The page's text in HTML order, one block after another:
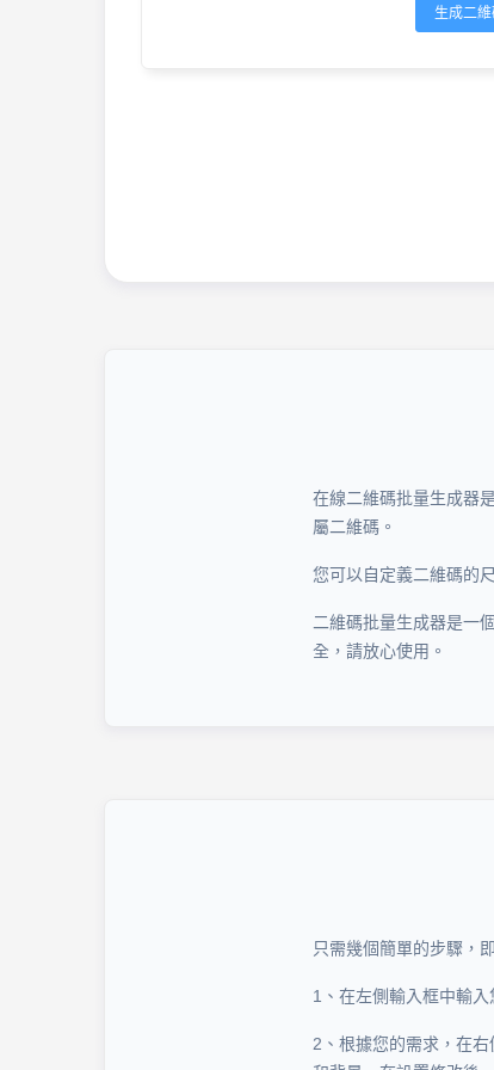
生成二
在線二維碼批量生成器
屬二維碼。
您可以自定義二維碼的
二維碼批量生成器是一
全，請放心使用。
只需幾個簡單的步驟，
1、在左側輸入框中輸
2、根據您的需求，在